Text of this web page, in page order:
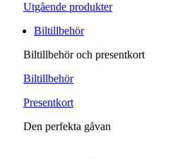
Utgående produkter
Biltillbehör
Biltillbehör och presentkort
Biltillbehör
Presentkort
Den perfekta gåvan